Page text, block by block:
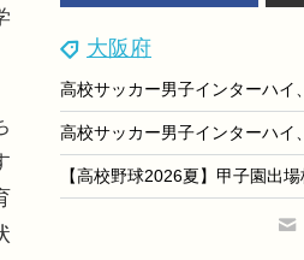
大阪府